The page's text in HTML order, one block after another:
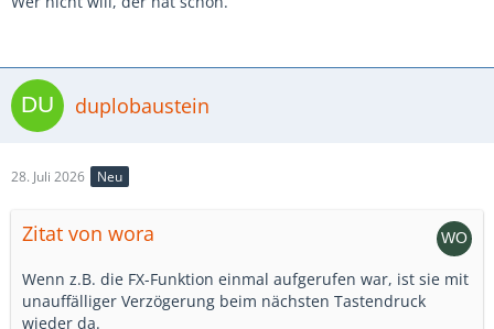
duplobaustein
28. Juli 2026 Neu
Zitat von wora
Wenn z.B. die FX-Funktion einmal aufgerufen war, ist sie mit
unauffälliger Verzögerung beim nächsten Tastendruck
wieder da.